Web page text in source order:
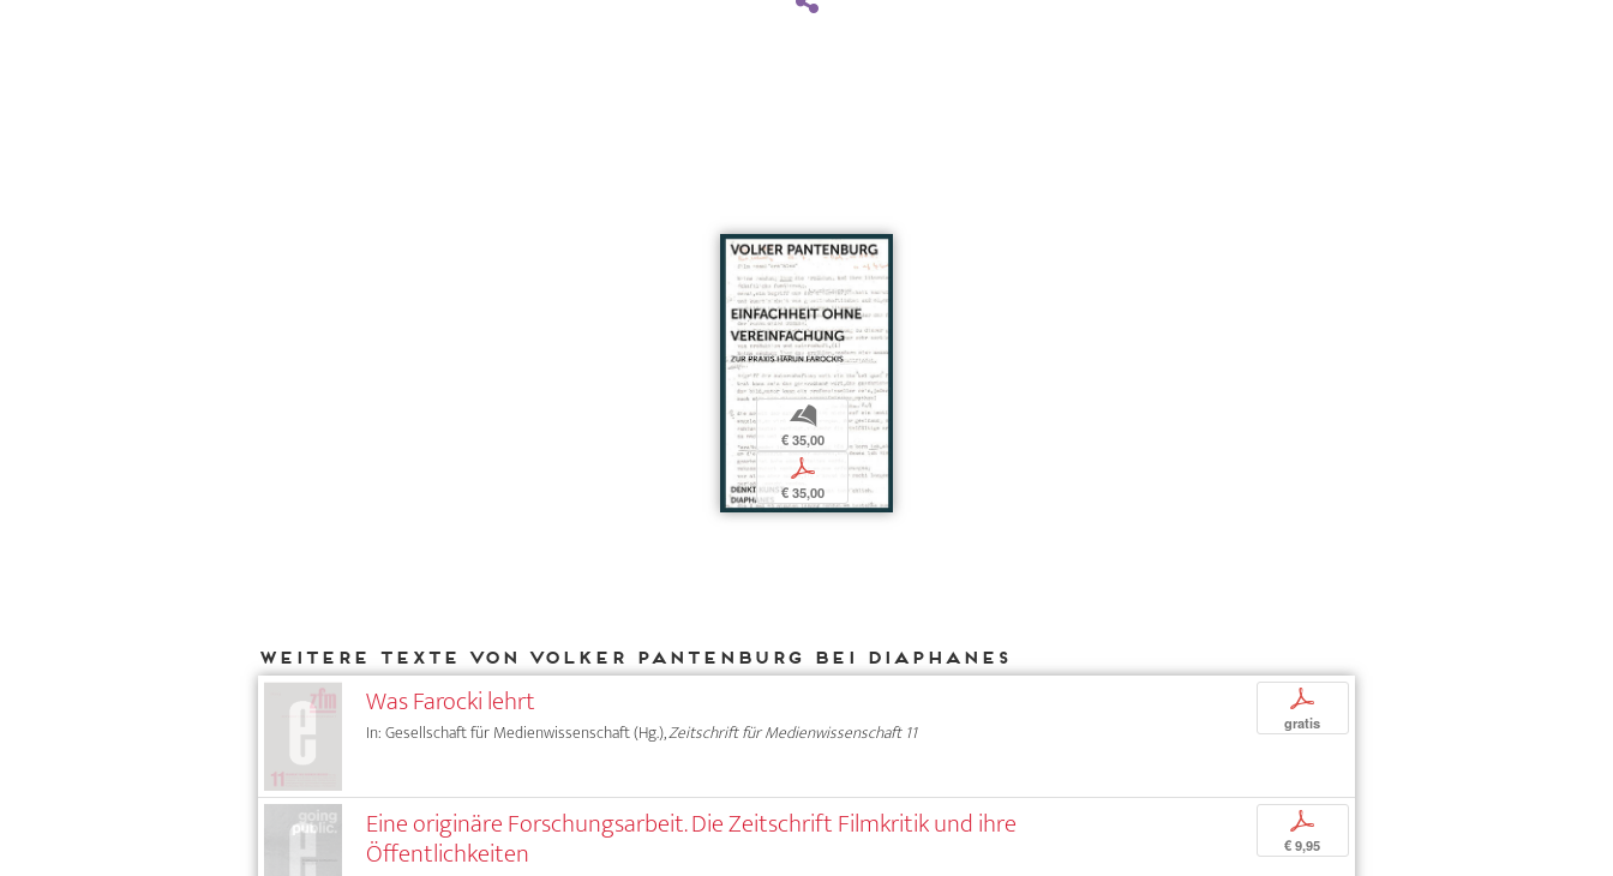
b
€ 35,00
p
€ 35,00
Weitere Texte von Volker Pantenburg bei DIAPHANES
Was Farocki lehrt
In: Gesellschaft für Medienwissenschaft (Hg.),Zeitschrift für Medienwissenschaft 11
p
gratis
Eine originäre Forschungsarbeit. Die Zeitschrift Filmkritik und ihre
Öffentlichkeiten
p
€ 9,95